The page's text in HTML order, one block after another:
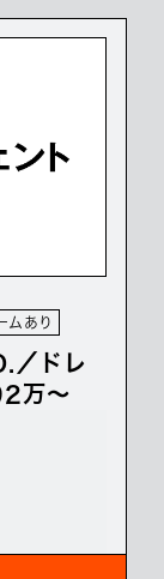
ムあり
／ドレ
万～